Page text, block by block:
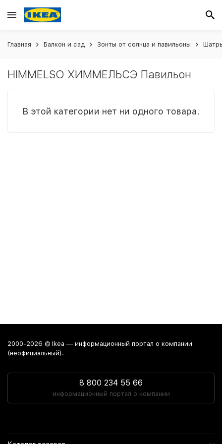
Главная Балкон и сад Зонты от солнца и павильоны
HIMMELSO ХИММЕЛЬСЭ Павильон
В этой категории нет ни одного товара.
2000-2026 © Ikea — информационный портал о компании
(неофициальный).
8 800 234 55 66
информационный портал о компании